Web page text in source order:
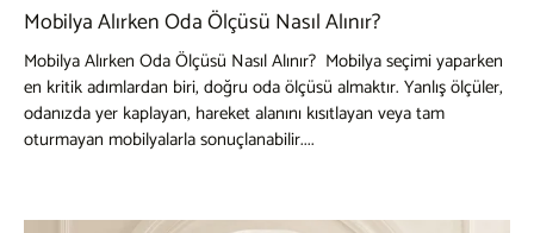
Mobilya Alırken Oda Ölçüsü Nasıl Alınır?
Mobilya Alırken Oda Ölçüsü Nasıl Alınır? Mobilya seçimi yaparken
en kritik adımlardan biri, doğru oda ölçüsü almaktır. Yanlış ölçüler,
odanızda yer kaplayan, hareket alanını kısıtlayan veya tam
oturmayan mobilyalarla sonuçlanabilir....